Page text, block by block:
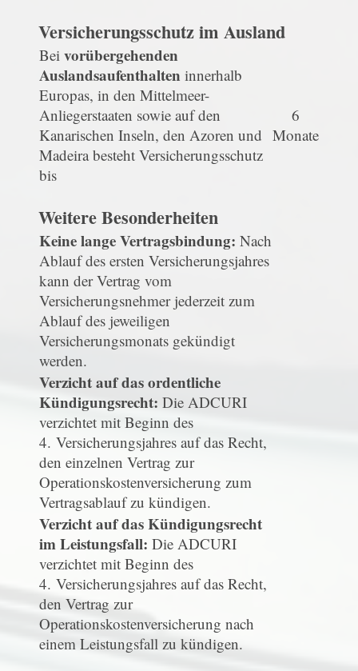
Versicherungsschutz im Ausland
Bei vorübergehenden
Auslandsaufenthalten innerhalb
Europas, in den Mittelmeer-
Anliegerstaaten sowie auf den
Kanarischen Inseln, den Azoren und
Madeira besteht Versicherungsschutz
bis
6
Monate
Weitere Besonderheiten
Keine lange Vertragsbindung: Nach
Ablauf des ersten Versicherungsjahres
kann der Vertrag vom
Versicherungsnehmer jederzeit zum
Ablauf des jeweiligen
Versicherungsmonats gekündigt
werden.
Verzicht auf das ordentliche
Kündigungsrecht: Die ADCURI
verzichtet mit Beginn des
4. Versicherungsjahres auf das Recht,
den einzelnen Vertrag zur
Operationskostenversicherung zum
Vertragsablauf zu kündigen.
Verzicht auf das Kündigungsrecht
im Leistungsfall: Die ADCURI
verzichtet mit Beginn des
4. Versicherungsjahres auf das Recht,
den Vertrag zur
Operationskostenversicherung nach
einem Leistungsfall zu kündigen.